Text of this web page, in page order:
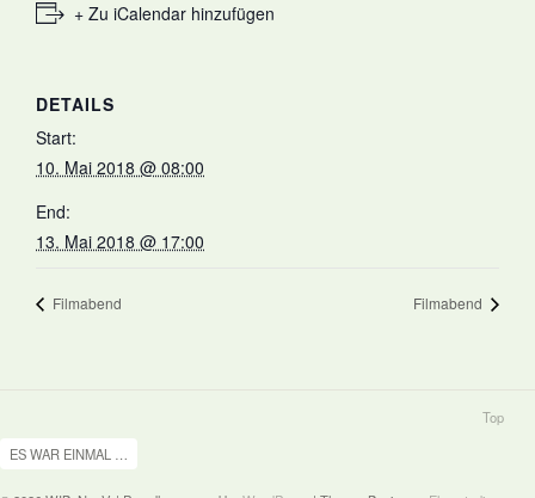
+ Zu iCalendar hinzufügen
DETAILS
Start:
10. Mai 2018 @ 08:00
End:
13. Mai 2018 @ 17:00
Filmabend Filmabend
ES WAR EINMAL …
Top